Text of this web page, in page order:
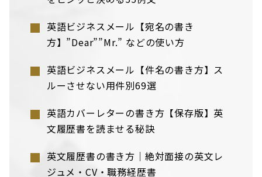
英語ビジネスメール【宛名の書き
方】”Dear””Mr.” などの使い方
英語ビジネスメール【件名の書き方】ス
ルーさせない用件別69選
英語カバーレターの書き方【保存版】英
文履歴書を読ませる秘訣
英文履歴書の書き方｜絶対面接の英文レ
ジュメ・CV・職務経歴書